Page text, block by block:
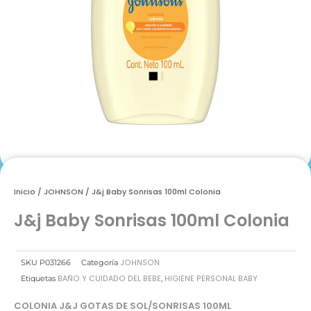
Inicio / JOHNSON / J&j Baby Sonrisas 100ml Colonia
J&j Baby Sonrisas 100ml Colonia
SKU P031266 Categoría JOHNSON
Etiquetas BAÑO Y CUIDADO DEL BEBE, HIGIENE PERSONAL BABY
COLONIA J&J GOTAS DE SOL/SONRISAS 100ML